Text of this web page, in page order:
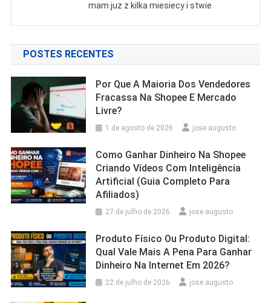
mam juz z kilka miesiecy i stwie
POSTES RECENTES
Por Que A Maioria Dos Vendedores
Fracassa Na Shopee E Mercado
Livre?
1 de agosto de 2026 jose augusto
Como Ganhar Dinheiro Na Shopee
Criando Vídeos Com Inteligência
Artificial (Guia Completo Para
Afiliados)
27 de julho de 2026 jose augusto
Produto Físico Ou Produto Digital:
Qual Vale Mais A Pena Para Ganhar
Dinheiro Na Internet Em 2026?
22 de julho de 2026 jose augusto